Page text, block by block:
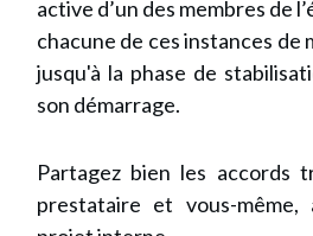
active d’un des membres de
chacune de ces instances de
jusqu'à la phase de
son démarrage.
Partagez bien les accords
prestataire et vous-